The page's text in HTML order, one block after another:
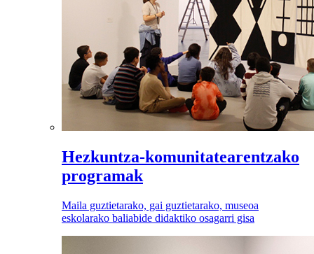
Hezkuntza-komunitatearentzako
programak
Maila guztietarako, gai guztietarako, museoa
eskolarako baliabide didaktiko osagarri gisa